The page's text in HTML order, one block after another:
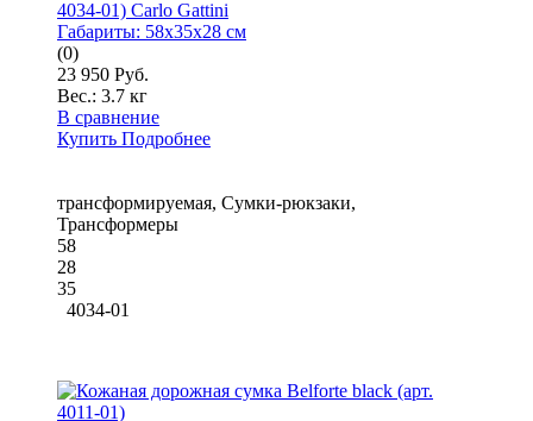
4034-01) Carlo Gattini
Габариты: 58x35x28 см
(0)
23 950 Руб.
Вес.: 3.7 кг
В сравнение
Купить Подробнее
трансформируемая, Сумки-рюкзаки,
Трансформеры
58
28
35
4034-01